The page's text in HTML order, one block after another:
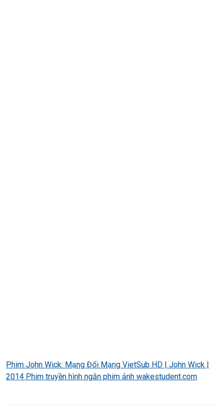
Phim John Wick: Mạng Đổi Mạng VietSub HD | John Wick |
2014 Phim truyền hình ngắn phim ảnh wakestudent.com